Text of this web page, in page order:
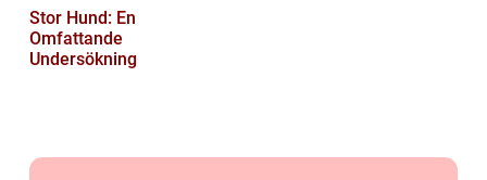
Stor Hund: En
Omfattande
Undersökning